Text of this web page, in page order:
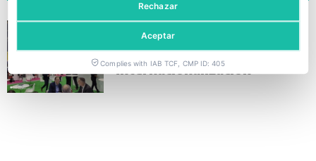
México abanderó en Fruit
Logistica la Calidad y la
Internacionalización
Rechazar
Aceptar
Complies with IAB TCF, CMP ID: 405